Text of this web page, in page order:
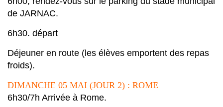
de JARNAC.
6h30. départ
Déjeuner en route (les élèves emportent des repas
froids).
DIMANCHE 05 MAI (JOUR 2) : ROME
6h30/7h Arrivée à Rome.